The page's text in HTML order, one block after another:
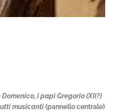
i papi Gregorio (XII?)
musicanti(pannello centrale)